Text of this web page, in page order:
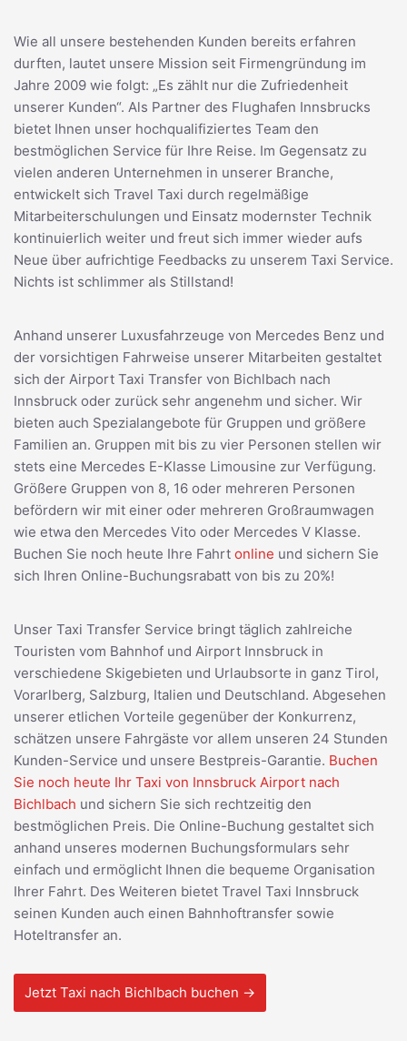
Wie all unsere bestehenden Kunden bereits erfahren
durften, lautet unsere Mission seit Firmengründung im
Jahre 2009 wie folgt: „Es zählt nur die Zufriedenheit
unserer Kunden“. Als Partner des Flughafen Innsbrucks
bietet Ihnen unser hochqualifiziertes Team den
bestmöglichen Service für Ihre Reise. Im Gegensatz zu
vielen anderen Unternehmen in unserer Branche,
entwickelt sich Travel Taxi durch regelmäßige
Mitarbeiterschulungen und Einsatz modernster Technik
kontinuierlich weiter und freut sich immer wieder aufs
Neue über aufrichtige Feedbacks zu unserem Taxi Service.
Nichts ist schlimmer als Stillstand!
Anhand unserer Luxusfahrzeuge von Mercedes Benz und
der vorsichtigen Fahrweise unserer Mitarbeiten gestaltet
sich der Airport Taxi Transfer von Bichlbach nach
Innsbruck oder zurück sehr angenehm und sicher. Wir
bieten auch Spezialangebote für Gruppen und größere
Familien an. Gruppen mit bis zu vier Personen stellen wir
stets eine Mercedes E-Klasse Limousine zur Verfügung.
Größere Gruppen von 8, 16 oder mehreren Personen
befördern wir mit einer oder mehreren Großraumwagen
wie etwa den Mercedes Vito oder Mercedes V Klasse.
Buchen Sie noch heute Ihre Fahrt online und sichern Sie
sich Ihren Online-Buchungsrabatt von bis zu 20%!
Unser Taxi Transfer Service bringt täglich zahlreiche
Touristen vom Bahnhof und Airport Innsbruck in
verschiedene Skigebieten und Urlaubsorte in ganz Tirol,
Vorarlberg, Salzburg, Italien und Deutschland. Abgesehen
unserer etlichen Vorteile gegenüber der Konkurrenz,
schätzen unsere Fahrgäste vor allem unseren 24 Stunden
Kunden-Service und unsere Bestpreis-Garantie. Buchen
Sie noch heute Ihr Taxi von Innsbruck Airport nach
Bichlbach und sichern Sie sich rechtzeitig den
bestmöglichen Preis. Die Online-Buchung gestaltet sich
anhand unseres modernen Buchungsformulars sehr
einfach und ermöglicht Ihnen die bequeme Organisation
Ihrer Fahrt. Des Weiteren bietet Travel Taxi Innsbruck
seinen Kunden auch einen Bahnhoftransfer sowie
Hoteltransfer an.
Jetzt Taxi nach Bichlbach buchen →